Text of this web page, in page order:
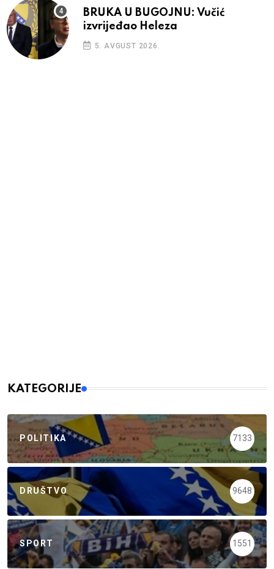
BRUKA U BUGOJNU: Vučić
izvrijeđao Heleza
5. AVGUST 2026.
KATEGORIJE
POLITIKA 7133
DRUŠTVO 9648
SPORT 1551